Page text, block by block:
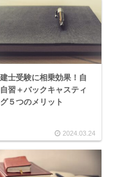
士受験に相乗効果！自
習＋バックキャスティ
５つのメリット
2024.03.24